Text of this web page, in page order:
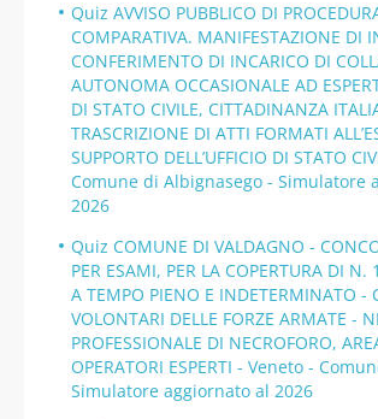
Quiz AVVISO PUBBLICO DI
COMPARATIVA. MANIFESTAZIONE DI
CONFERIMENTO DI INCARICO DI
AUTONOMA OCCASIONALE AD
DI STATO CIVILE, CITTADINANZA
TRASCRIZIONE DI ATTI FORMATI
SUPPORTO DELL’UFFICIO DI STATO
Comune di Albignasego - Simulatore
2026
Quiz COMUNE DI VALDAGNO -
PER ESAMI, PER LA COPERTURA DI N.
A TEMPO PIENO E INDETERMINATO -
VOLONTARI DELLE FORZE ARMATE -
PROFESSIONALE DI NECROFORO,
OPERATORI ESPERTI - Veneto -
Simulatore aggiornato al 2026